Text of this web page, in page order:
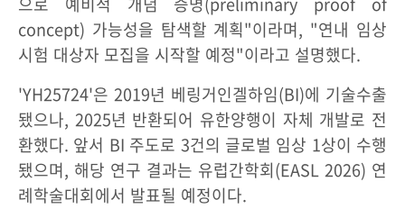
concept) 가능성을 탐색할 계획"이라며, "연내 임상
시험 대상자 모집을 시작할 예정"이라고 설명했다.
'YH25724'은 2019년 베링거인겔하임(BI)에 기술수출
됐으나, 2025년 반환되어 유한양행이 자체 개발로 전
환했다. 앞서 BI 주도로 3건의 글로벌 임상 1상이 수행
됐으며, 해당 연구 결과는 유럽간학회(EASL 2026) 연
례학술대회에서 발표될 예정이다.